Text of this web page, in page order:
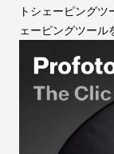
トシェーピング
ェーピングツール